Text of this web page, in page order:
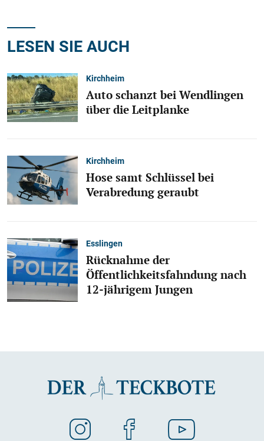
LESEN SIE AUCH
Kirchheim
Auto schanzt bei Wendlingen
über die Leitplanke
Kirchheim
Hose samt Schlüssel bei
Verabredung geraubt
Esslingen
Rücknahme der
Öffentlichkeitsfahndung nach
12-jährigem Jungen